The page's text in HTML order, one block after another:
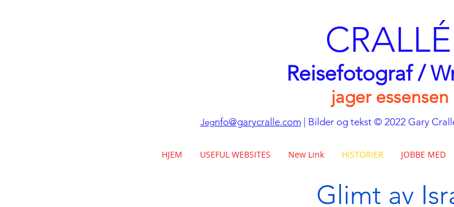
CRALLÉ
Reisefotograf /
jager essensen
Jegnfo@garycralle.com| Bilder og tekst © 2022 Gary
HJEM USEFUL WEBSITES New Link HISTORIER JOBBE MED
Glimt av